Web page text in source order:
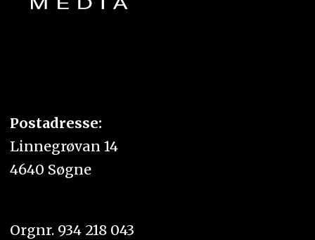
Postadresse:
Linnegrøvan 14
4640 Søgne
Orgnr. 934 218 043